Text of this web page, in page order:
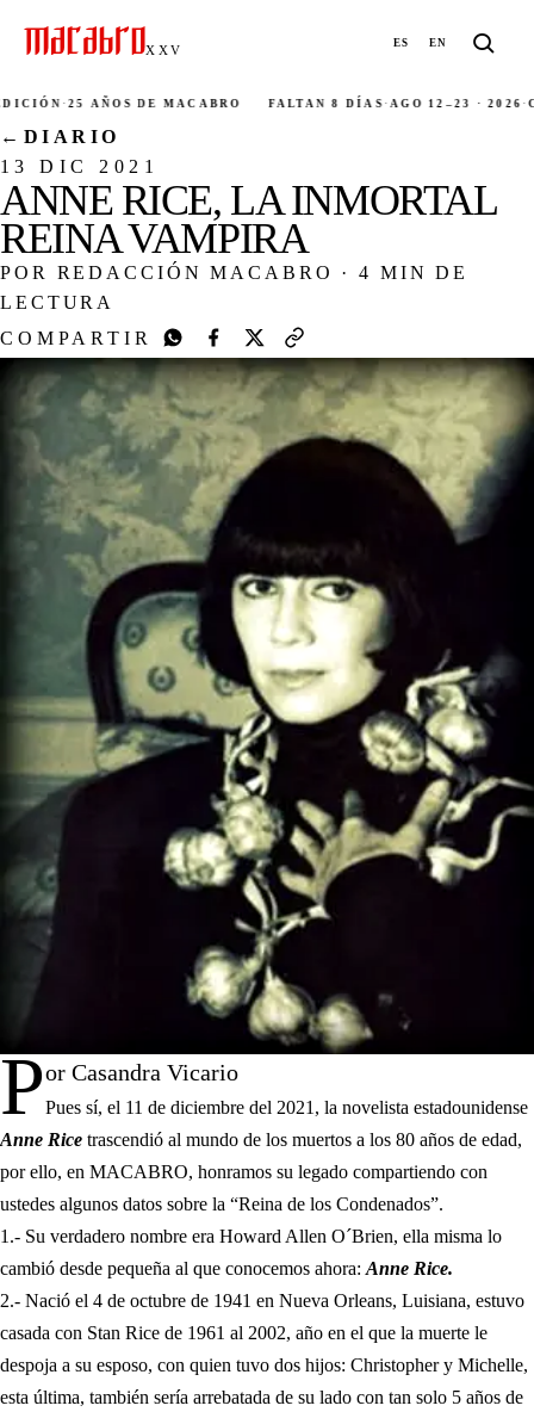
XXV ES EN
·25 AÑOS DE MACABRO FALTAN 8 DÍAS ·AGO 12–23 · 2026·
← DIARIO
13 DIC 2021
ANNE RICE, LA INMORTAL
REINA VAMPIRA
POR REDACCIÓN MACABRO ·
4 MIN DE
LECTURA
COMPARTIR
Por Casandra Vicario
Pues sí, el 11 de diciembre del 2021, la novelista estadounidense
Anne Rice trascendió al mundo de los muertos a los 80 años de edad,
por ello, en MACABRO, honramos su legado compartiendo con
ustedes algunos datos sobre la “Reina de los Condenados”.
1.- Su verdadero nombre era Howard Allen O´Brien, ella misma lo
cambió desde pequeña al que conocemos ahora: Anne Rice.
2.- Nació el 4 de octubre de 1941 en Nueva Orleans, Luisiana, estuvo
casada con Stan Rice de 1961 al 2002, año en el que la muerte le
despoja a su esposo, con quien tuvo dos hijos: Christopher y Michelle,
esta última, también sería arrebatada de su lado con tan solo 5 años de